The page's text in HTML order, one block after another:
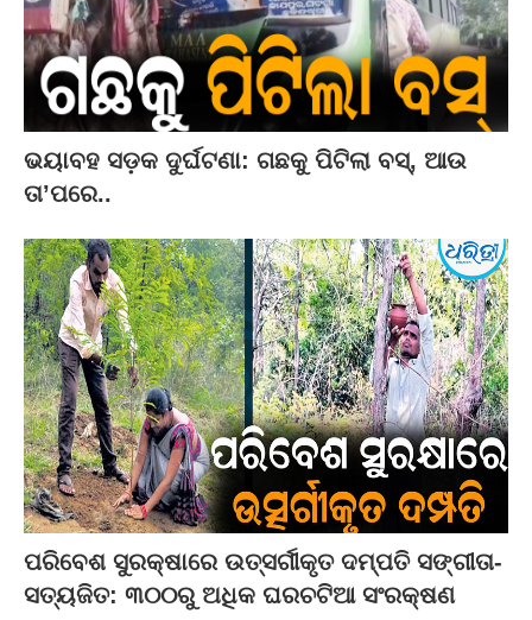
ଭୟାବହ ସଡ଼କ ଦୁର୍ଘଟଣା: ଗଛକୁ ପିଟିଲା ବସ୍‌, ଆଉ
ତା’ପରେ..
ପରିବେଶ ସୁରକ୍ଷାରେ ଉତ୍ସର୍ଗୀକୃତ ଦମ୍ପତି ସଙ୍ଗୀତା-
ସତ୍ୟଜିତ: ୩୦୦ରୁ ଅଧିକ ଘରଚଟିଆ ସଂରକ୍ଷଣ